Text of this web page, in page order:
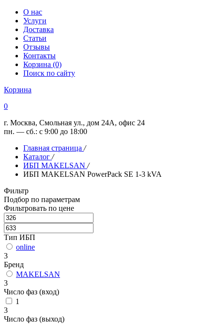
О нас
Услуги
Доставка
Статьи
Отзывы
Контакты
Корзина (0)
Поиск по сайту
Корзина
0
г. Москва, Смольная ул., дом 24А, офис 24
пн. — сб.: с 9:00 до 18:00
Главная страница /
Каталог /
ИБП MAKELSAN /
ИБП MAKELSAN PowerPack SE 1-3 kVA
Фильтр
Подбор по параметрам
Фильтровать по цене
Тип ИБП
online
3
Бренд
MAKELSAN
3
Число фаз (вход)
1
3
Число фаз (выход)